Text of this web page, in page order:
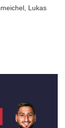
Lukas